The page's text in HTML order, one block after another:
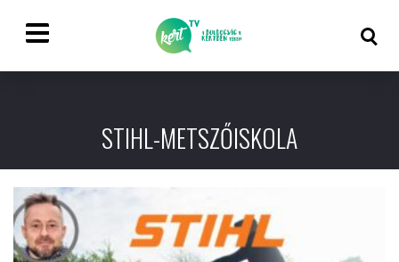
STIHL-METSZŐISKOLA